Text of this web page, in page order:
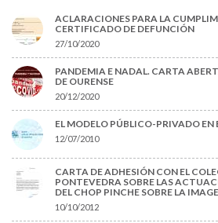
ACLARACIONES PARA LA
CERTIFICADO DE DEFUNCIÓN
27/10/2020
PANDEMIA E NADAL. CARTA
DE OURENSE
20/12/2020
EL MODELO PÚBLICO-PRIVADO EN
12/07/2010
CARTA DE ADHESIÓN CON EL
PONTEVEDRA SOBRE LAS
DEL CHOP PINCHE SOBRE LA
10/10/2012